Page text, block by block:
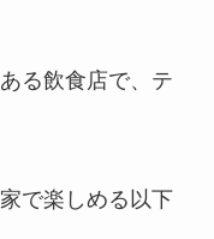
る飲食店で、テ
で楽しめる以下